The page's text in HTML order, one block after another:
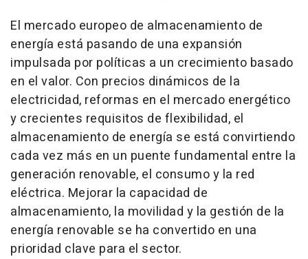
El mercado europeo de almacenamiento de
energía está pasando de una expansión
impulsada por políticas a un crecimiento basado
en el valor. Con precios dinámicos de la
electricidad, reformas en el mercado energético
y crecientes requisitos de flexibilidad, el
almacenamiento de energía se está convirtiendo
cada vez más en un puente fundamental entre la
generación renovable, el consumo y la red
eléctrica. Mejorar la capacidad de
almacenamiento, la movilidad y la gestión de la
energía renovable se ha convertido en una
prioridad clave para el sector.